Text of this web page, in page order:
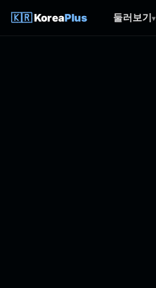
🇰🇷KoreaPlus 둘러보기▾